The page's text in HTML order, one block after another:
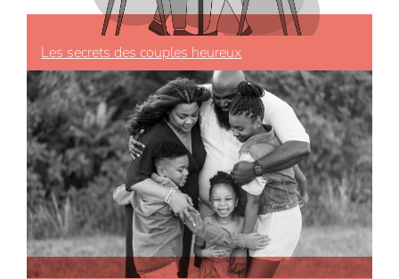
Les secrets des couples heureux